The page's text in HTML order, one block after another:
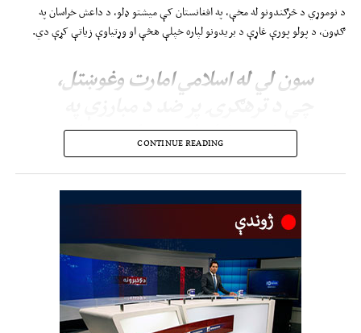
د نوموړي د څرګندونو له مخې، په افغانستان کې میشتو ډلو، د داعش خراسان په
ګډون، د پولو پورې غاړې د بریدونو لپاره خپلې هڅې او وړتیاوې زیاتې کړې دي.
سون لي له اسلامي امارت وغوښتل،
برخه کې پخپلو ژمنو عمل وکړي او
په افغانستان کې د ټولو میشتو
ترهګرو ډلو، د هغو کسانو او بنسټونو
پر ګډون، چې د امنیت شورا د
دولس‌سوه اووه‌شپېتم پرېکړه‌لیک د
بندیزونو په نوملړ کې شامل دي، پر
ضد جدي ګامونه پورته کړي.
CONTINUE READING